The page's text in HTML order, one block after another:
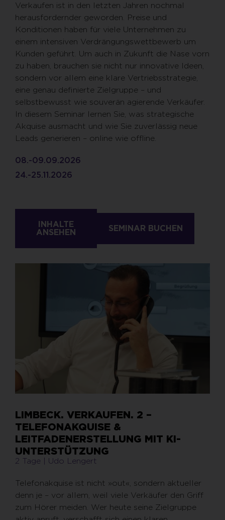
Verkaufen ist in den letzten Jahren nochmal
herausfordernder geworden. Preise und
Konditionen haben für viele Unternehmen zu
einem intensiven Verdrängungswettbewerb um
Kunden geführt. Um auch in Zukunft die Nase vorn
zu haben, brauchen sie nicht nur innovative Ideen,
sondern vor allem eine klare Vertriebsstrategie,
eine genau definierte Zielgruppe – und
selbstbewusst wie souverän agierende Verkäufer.
In diesem Seminar lernen Sie, was strategische
Akquise ausmacht und wie Sie zuverlässig neue
Leads generieren – online wie offline.
08.-09.09.2026
24.-25.11.2026
INHALTE
ANSEHEN
SEMINAR BUCHEN
LIMBECK. VERKAUFEN. 2 –
TELEFONAKQUISE &
LEITFADENERSTELLUNG MIT KI-
UNTERSTÜTZUNG
2 Tage | Udo Lengert
Telefonakquise ist nicht »out«, sondern aktueller
denn je – vor allem, weil viele Verkäufer den Griff
zum Hörer meiden. Wer heute seine Zielgruppe